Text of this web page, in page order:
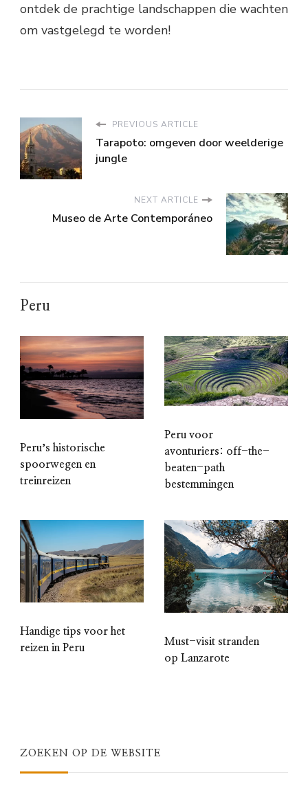
ontdek de prachtige landschappen die wachten
om vastgelegd te worden!
PREVIOUS ARTICLE
Tarapoto: omgeven door weelderige
jungle
NEXT ARTICLE
Museo de Arte Contemporáneo
Peru
Peruʼs historische
spoorwegen en
treinreizen
Peru voor
avonturiers: off-the-
beaten-path
bestemmingen
Handige tips voor het
reizen in Peru
Must-visit stranden
op Lanzarote
ZOEKEN OP DE WEBSITE